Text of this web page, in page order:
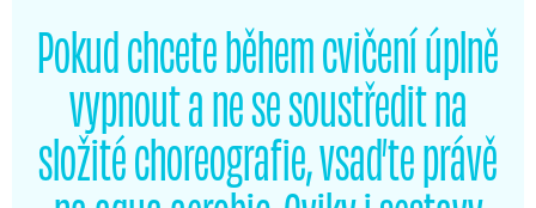
Pokud chcete během cvičení úplně
vypnout a ne se soustředit na
složité choreografie, vsaďte právě